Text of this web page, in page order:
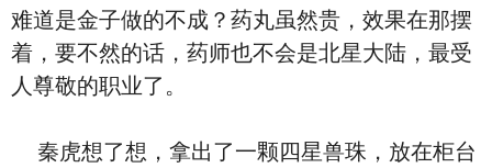
难道是金子做的不成？药丸虽然贵，效果在那摆
着，要不然的话，药师也不会是北星大陆，最受
人尊敬的职业了。
秦虎想了想，拿出了一颗四星兽珠，放在柜台